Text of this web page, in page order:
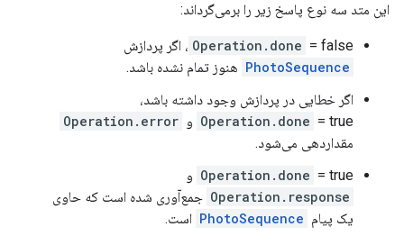
این متد سه نوع پاسخ زیر را برمی‌گرداند:
Operation.done = false، اگر پردازش
PhotoSequence هنوز تمام نشده باشد.
اگر خطایی در پردازش وجود داشته باشد،
Operation.done = true و
Operation.error
مقداردهی می‌شود.
Operation.done = true و
Operation.response جمع‌آوری شده است که حاوی
یک پیام PhotoSequence است.